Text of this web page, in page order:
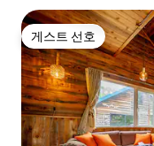
게스트 선호
게스트 선호